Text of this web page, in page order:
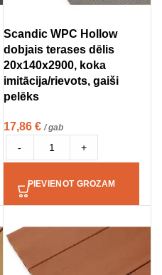
Scandic WPC Hollow
dobjais terases dēlis
20x140x2900, koka
imitācija/rievots, gaiši
pelēks
17,86 € / gab
- +
PIEVIENOT GROZAM